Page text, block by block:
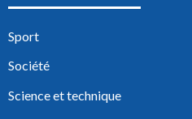
Sport
Société
Science et technique